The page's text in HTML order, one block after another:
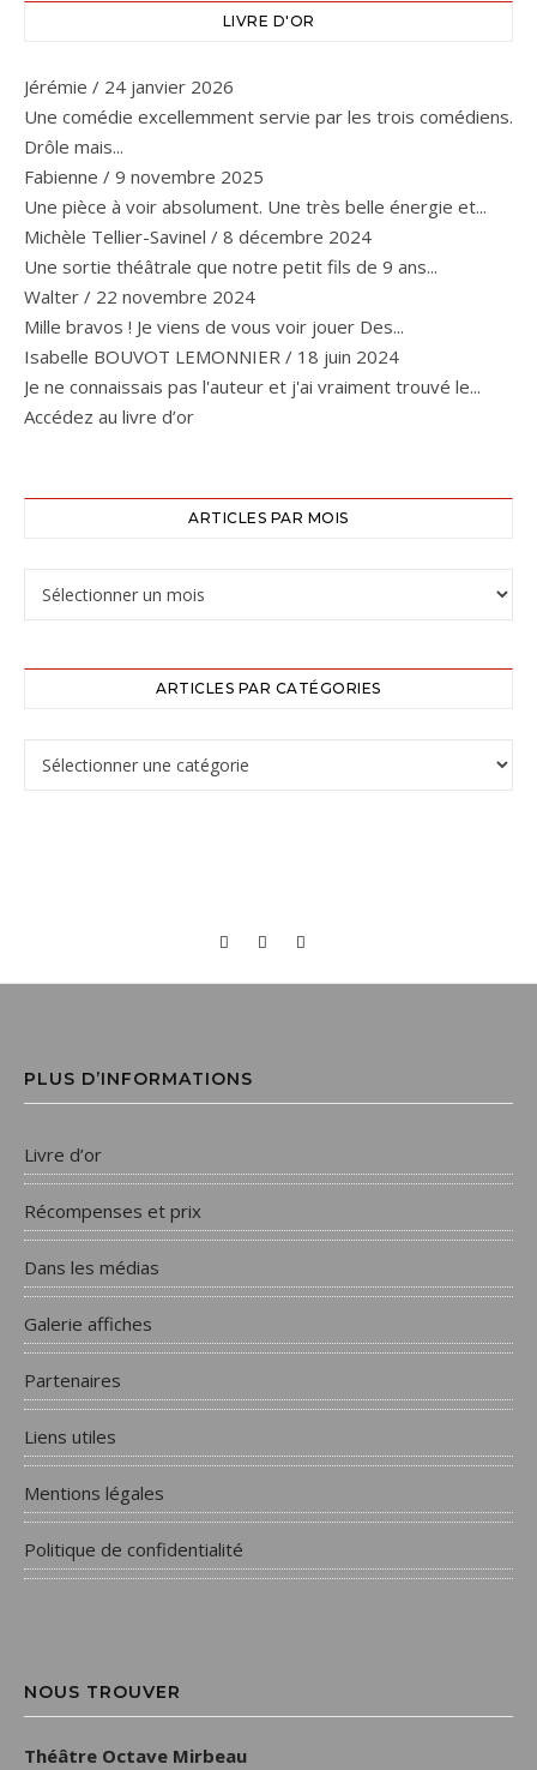
LIVRE D'OR
Jérémie / 24 janvier 2026
Une comédie excellemment servie par les trois comédiens.
Drôle mais...
Fabienne / 9 novembre 2025
Une pièce à voir absolument. Une très belle énergie et...
Michèle Tellier-Savinel / 8 décembre 2024
Une sortie théâtrale que notre petit fils de 9 ans...
Walter / 22 novembre 2024
Mille bravos ! Je viens de vous voir jouer Des...
Isabelle BOUVOT LEMONNIER / 18 juin 2024
Je ne connaissais pas l'auteur et j'ai vraiment trouvé le...
Accédez au livre d’or
ARTICLES PAR MOIS
ARTICLES PAR CATÉGORIES
PLUS D’INFORMATIONS
Livre d’or
Récompenses et prix
Dans les médias
Galerie affiches
Partenaires
Liens utiles
Mentions légales
Politique de confidentialité
NOUS TROUVER
Théâtre Octave Mirbeau